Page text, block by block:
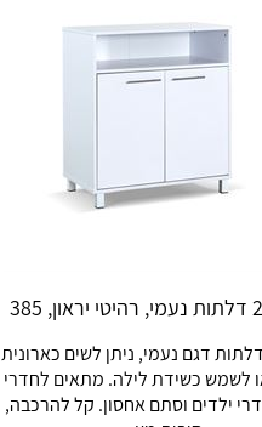
שידת 2 דלתות דגם נעמי, ניתן לשים כארונית
לשמש כשידת לילה. מתאים לחדרי
ילדים וסתם אחסון. קל להרכבה,